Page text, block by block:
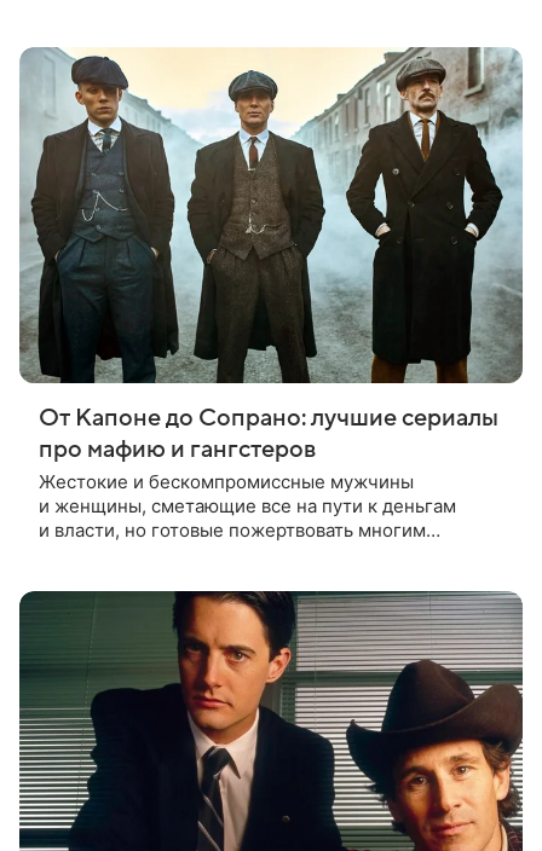
разнообразные сюжеты ищите в новых сериалах
лета 2026
От Капоне до Сопрано: лучшие сериалы
про мафию и гангстеров
Жестокие и бескомпромиссные мужчины
и женщины, сметающие все на пути к деньгам
и власти, но готовые пожертвовать многим
мафию, кланы и гангстеров всех мастей